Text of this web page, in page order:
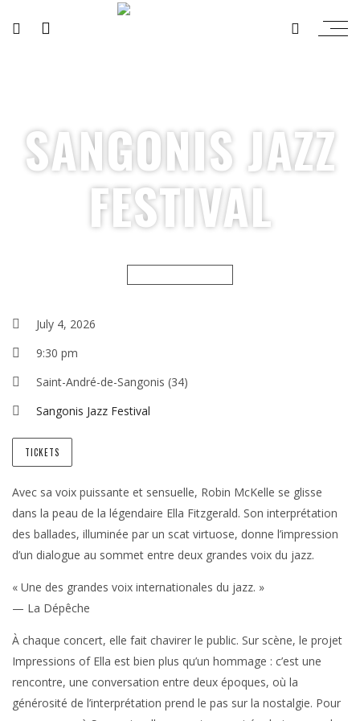
SANGONIS JAZZ
FESTIVAL
July 4, 2026
9:30 pm
Saint-André-de-Sangonis (34)
Sangonis Jazz Festival
TICKETS
Avec sa voix puissante et sensuelle, Robin McKelle se glisse
dans la peau de la légendaire Ella Fitzgerald. Son interprétation
des ballades, illuminée par un scat virtuose, donne l’impression
d’un dialogue au sommet entre deux grandes voix du jazz.
« Une des grandes voix internationales du jazz. »
— La Dépêche
À chaque concert, elle fait chavirer le public. Sur scène, le projet
Impressions of Ella est bien plus qu’un hommage : c’est une
rencontre, une conversation entre deux époques, où la
générosité de l’interprétation prend le pas sur la nostalgie. Pour